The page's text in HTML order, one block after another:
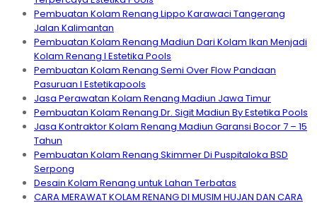
Pembuatan Kolam Renang Lippo Karawaci Tangerang
Jalan Kalimantan
Pembuatan Kolam Renang Madiun Dari Kolam Ikan Menjadi
Kolam Renang I Estetika Pools
Pembuatan Kolam Renang Semi Over Flow Pandaan
Pasuruan I Estetikapools
Jasa Perawatan Kolam Renang Madiun Jawa Timur
Pembuatan Kolam Renang Dr. Sigit Madiun By Estetika Pools
Jasa Kontraktor Kolam Renang Madiun Garansi Bocor 7 – 15
Tahun
Pembuatan Kolam Renang Skimmer Di Puspitaloka BSD
Serpong
Desain Kolam Renang untuk Lahan Terbatas
CARA MERAWAT KOLAM RENANG DI MUSIM HUJAN DAN CARA